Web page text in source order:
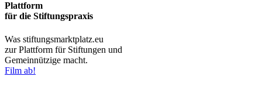
Plattform
für die Stiftungspraxis
Was stiftungsmarktplatz.eu
zur Plattform für Stiftungen und
Gemeinnützige macht.
Film ab!